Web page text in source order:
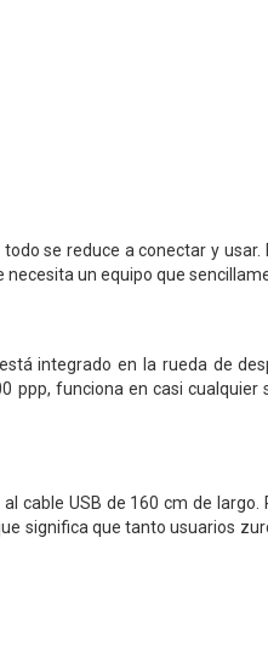
se reduce a conectar y
un equipo que
integrado en la rueda de
ppp, funciona en casi
cable USB de 160 cm de
significa que tanto usuarios